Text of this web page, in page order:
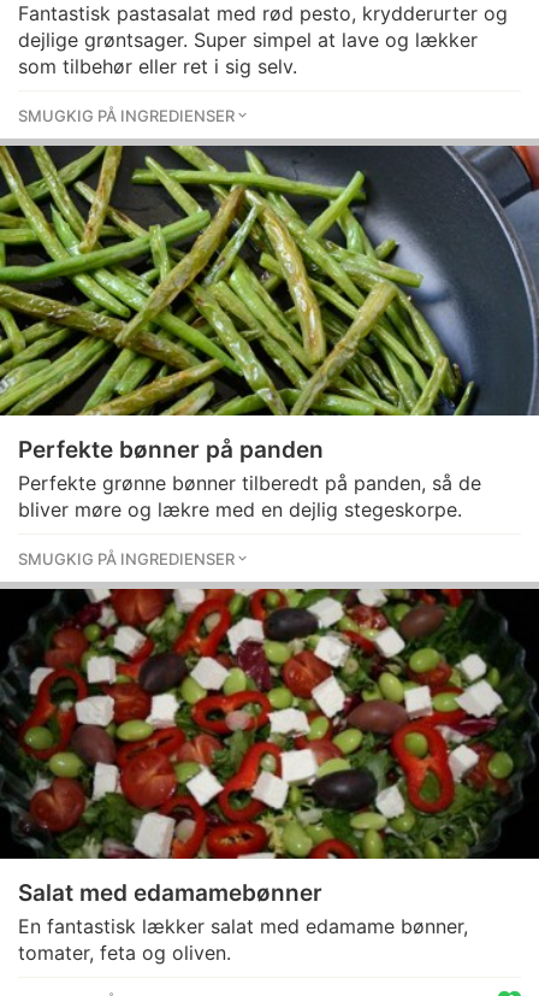
Fantastisk pastasalat med rød pesto, krydderurter og
dejlige grøntsager. Super simpel at lave og lækker
som tilbehør eller ret i sig selv.
SMUGKIG PÅ INGREDIENSER
Perfekte bønner på panden
Perfekte grønne bønner tilberedt på panden, så de
bliver møre og lækre med en dejlig stegeskorpe.
SMUGKIG PÅ INGREDIENSER
Salat med edamamebønner
En fantastisk lækker salat med edamame bønner,
tomater, feta og oliven.